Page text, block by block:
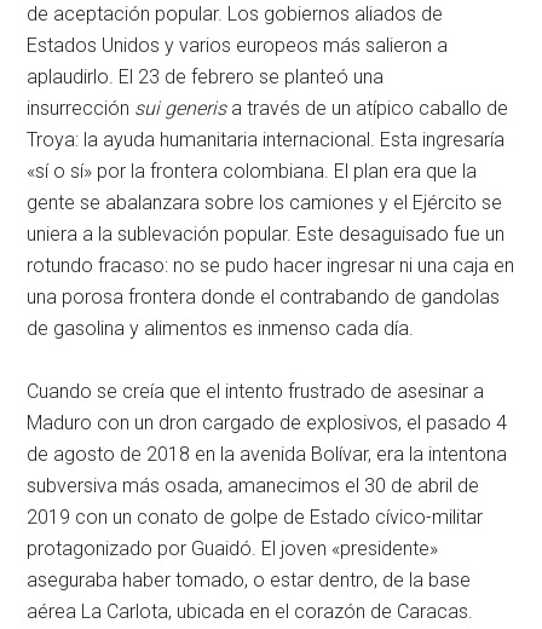
de aceptación popular. Los gobiernos aliados de
Estados Unidos y varios europeos más salieron a
aplaudirlo. El 23 de febrero se planteó una
insurrección sui generis a través de un atípico caballo de
Troya: la ayuda humanitaria internacional. Esta ingresaría
«sí o sí» por la frontera colombiana. El plan era que la
gente se abalanzara sobre los camiones y el Ejército se
uniera a la sublevación popular. Este desaguisado fue un
rotundo fracaso: no se pudo hacer ingresar ni una caja en
una porosa frontera donde el contrabando de gandolas
de gasolina y alimentos es inmenso cada día.
Cuando se creía que el intento frustrado de asesinar a
Maduro con un dron cargado de explosivos, el pasado 4
de agosto de 2018 en la avenida Bolívar, era la intentona
subversiva más osada, amanecimos el 30 de abril de
2019 con un conato de golpe de Estado cívico-militar
protagonizado por Guaidó. El joven «presidente»
aseguraba haber tomado, o estar dentro, de la base
aérea La Carlota, ubicada en el corazón de Caracas.